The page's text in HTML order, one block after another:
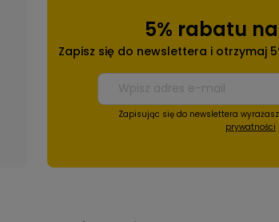
5% rabatu
Zapisz się do newslettera i otrzymaj
Zapisując się do newslettera
prywatności